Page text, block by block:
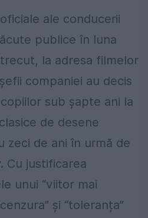
ale conducerii
publice în luna
la adresa filmelor
companiei au decis
sub șapte ani la
de desene
zeci de ani în urmă de
Cu justificarea
unui “viitor mai
și “toleranța”